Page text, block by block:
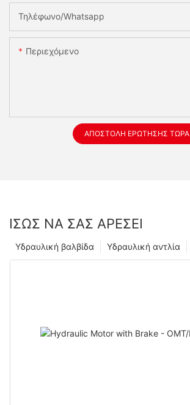
Τηλέφωνο/whatsapp
Περιεχόμενο
ΑΠΟΣΤΟΛΉ ΕΡΏΤΗΣΗΣ ΤΏΡΑ
ΊΣΩΣ ΝΑ ΣΑΣ ΑΡΈΣΕΙ
Υδραυλική αντλία
Υδραυλική βαλβίδα